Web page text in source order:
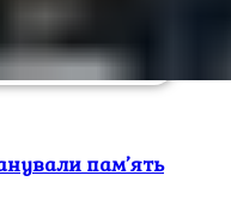
пам’ять